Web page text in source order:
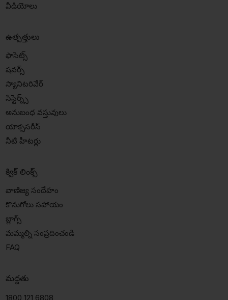
వీడియోలు
ఉత్పత్తులు
ఫాసెట్స్
షవర్స్
స్యానిటరివేర్
సిస్టెర్న్స్
అనుబంధ వస్తువులు
యాక్ససరీస్
నీటి హీటర్లు
క్విక్ లింక్స్
వాణిజ్య సందేహం
కొనుగోలు సహాయం
బ్లాగ్స్
మమ్మల్ని సంప్రదించండి
FAQ
మద్దతు
1800 121 6808